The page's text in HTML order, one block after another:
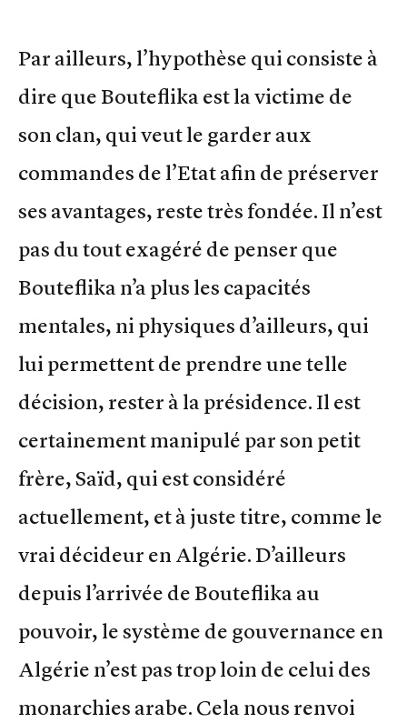
Par ailleurs, l’hypothèse qui consiste à
dire que Bouteflika est la victime de
son clan, qui veut le garder aux
commandes de l’Etat afin de préserver
ses avantages, reste très fondée. Il n’est
pas du tout exagéré de penser que
Bouteflika n’a plus les capacités
mentales, ni physiques d’ailleurs, qui
lui permettent de prendre une telle
décision, rester à la présidence. Il est
certainement manipulé par son petit
frère, Saïd, qui est considéré
actuellement, et à juste titre, comme le
vrai décideur en Algérie. D’ailleurs
depuis l’arrivée de Bouteflika au
pouvoir, le système de gouvernance en
Algérie n’est pas trop loin de celui des
monarchies arabe. Cela nous renvoi